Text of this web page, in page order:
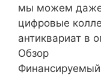
мы можем даже
цифровые
антиквариат в
Обзор
Финансируемый